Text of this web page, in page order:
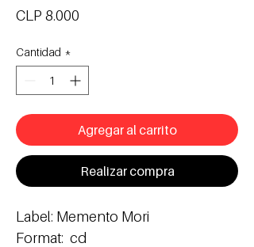
CLP 8.000
Cantidad *
Agregar al carrito
Realizar compra
Label: Memento Mori
Format:  cd